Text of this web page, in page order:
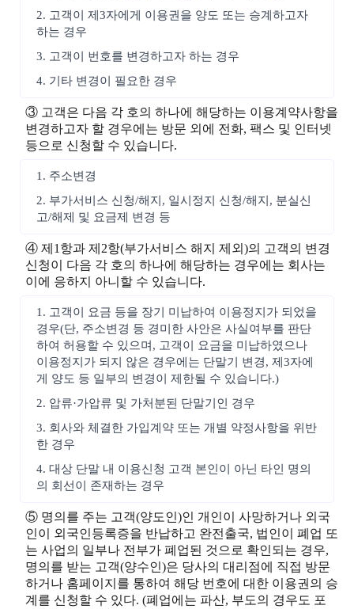
2. 고객이 제3자에게 이용권을 양도 또는 승계하고자
하는 경우
3. 고객이 번호를 변경하고자 하는 경우
4. 기타 변경이 필요한 경우
③ 고객은 다음 각 호의 하나에 해당하는 이용계약사항을
변경하고자 할 경우에는 방문 외에 전화, 팩스 및 인터넷
등으로 신청할 수 있습니다.
1. 주소변경
2. 부가서비스 신청/해지, 일시정지 신청/해지, 분실신
고/해제 및 요금제 변경 등
④ 제1항과 제2항(부가서비스 해지 제외)의 고객의 변경
신청이 다음 각 호의 하나에 해당하는 경우에는 회사는
이에 응하지 아니할 수 있습니다.
1. 고객이 요금 등을 장기 미납하여 이용정지가 되었을
경우(단, 주소변경 등 경미한 사안은 사실여부를 판단
하여 허용할 수 있으며, 고객이 요금을 미납하였으나
이용정지가 되지 않은 경우에는 단말기 변경, 제3자에
게 양도 등 일부의 변경이 제한될 수 있습니다.)
2. 압류·가압류 및 가처분된 단말기인 경우
3. 회사와 체결한 가입계약 또는 개별 약정사항을 위반
한 경우
4. 대상 단말 내 이용신청 고객 본인이 아닌 타인 명의
의 회선이 존재하는 경우
⑤ 명의를 주는 고객(양도인)인 개인이 사망하거나 외국
인이 외국인등록증을 반납하고 완전출국, 법인이 폐업 또
는 사업의 일부나 전부가 폐업된 것으로 확인되는 경우,
명의를 받는 고객(양수인)은 당사의 대리점에 직접 방문
하거나 홈페이지를 통하여 해당 번호에 대한 이용권의 승
계를 신청할 수 있다. (폐업에는 파산, 부도의 경우도 포